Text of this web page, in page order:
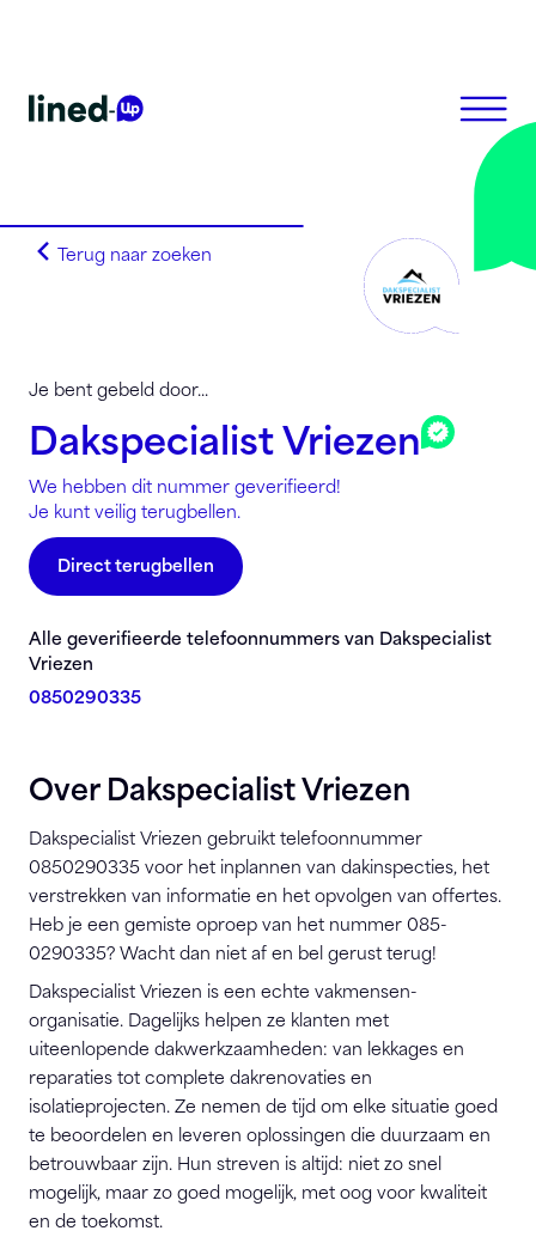
Terug naar zoeken
Je bent gebeld door...
Dakspecialist Vriezen
We hebben dit nummer geverifieerd!
Je kunt veilig terugbellen.
Direct terugbellen
Alle geverifieerde telefoonnummers van Dakspecialist
Vriezen
0850290335
Over Dakspecialist Vriezen
Dakspecialist Vriezen gebruikt telefoonnummer
0850290335 voor het inplannen van dakinspecties, het
verstrekken van informatie en het opvolgen van offertes.
Heb je een gemiste oproep van het nummer 085-
0290335? Wacht dan niet af en bel gerust terug!
Dakspecialist Vriezen is een echte vakmensen-
organisatie. Dagelijks helpen ze klanten met
uiteenlopende dakwerkzaamheden: van lekkages en
reparaties tot complete dakrenovaties en
isolatieprojecten. Ze nemen de tijd om elke situatie goed
te beoordelen en leveren oplossingen die duurzaam en
betrouwbaar zijn. Hun streven is altijd: niet zo snel
mogelijk, maar zo goed mogelijk, met oog voor kwaliteit
en de toekomst.
Homepagina
Lined-Up Business
Tarieven
Stel je vragen
Registreren